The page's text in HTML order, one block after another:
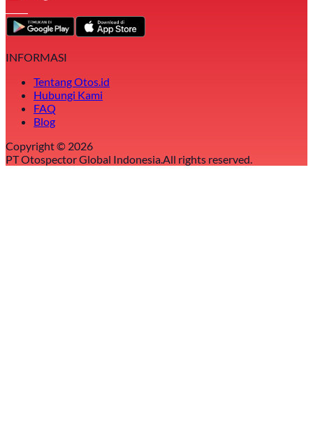
INFORMASI
Tentang Otos.id
Hubungi Kami
FAQ
Blog
Copyright © 2026
PT Otospector Global Indonesia.All rights reserved.